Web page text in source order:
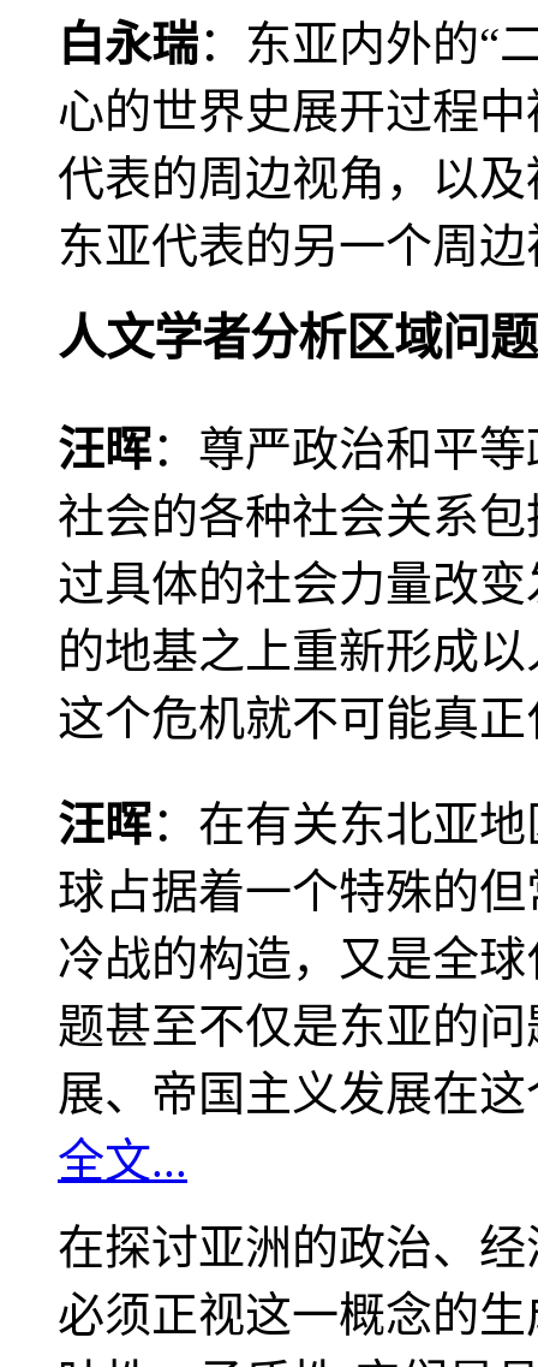
白永瑞：东亚内外的“
心的世界史展开过程
代表的周边视角，以
东亚代表的另一个周
人文学者分析区域问题
汪晖：尊严政治和平
社会的各种社会关系
过具体的社会力量改
的地基之上重新形成
这个危机就不可能真
汪晖：在有关东北亚
球占据着一个特殊的
冷战的构造，又是全
题甚至不仅是东亚的
展、帝国主义发展在
全文...
在探讨亚洲的政治、
必须正视这一概念的